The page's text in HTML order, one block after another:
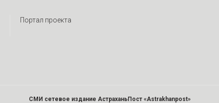
Портал проекта
СМИ сетевое издание АстраханьПост «Astrakhanpost»